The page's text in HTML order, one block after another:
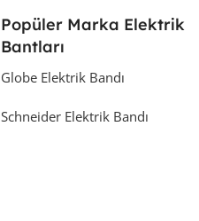
Popüler Marka Elektrik
Bantları
Globe Elektrik Bandı
Schneider Elektrik Bandı